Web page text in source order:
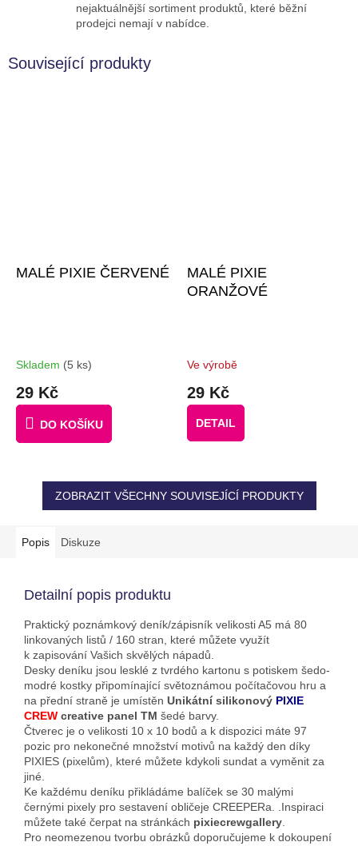
nejaktuálnější sortiment produktů, které běžní
prodejci nemají v nabídce.
Související produkty
MALÉ PIXIE ČERVENÉ
Skladem (5 ks)
29 Kč
DO KOŠÍKU
MALÉ PIXIE
ORANŽOVÉ
Ve výrobě
29 Kč
DETAIL
ZOBRAZIT VŠECHNY SOUVISEJÍCÍ PRODUKTY
Popis Diskuze
Detailní popis produktu
Praktický poznámkový deník/zápisník velikosti A5 má 80
linkovaných listů / 160 stran, které můžete využít
k zapisování Vašich skvělých nápadů.
Desky deníku jsou lesklé z tvrdého kartonu s potiskem šedo-
modré kostky připomínající světoznámou počítačovou hru a
na přední straně je umístěn Unikátní silikonový PIXIE
CREW creative panel TM šedé barvy.
Čtverec je o velikosti 10 x 10 bodů a k dispozici máte 97
pozic pro nekonečné množství motivů na každý den díky
PIXIES (pixelům), které můžete kdykoli sundat a vyměnit za
jiné.
Ke každému deníku přikládáme balíček se 30 malými
černými pixely pro sestavení obličeje CREEPERa. .Inspiraci
můžete také čerpat na stránkách pixiecrewgallery
Pro neomezenou tvorbu obrázků doporučujeme k dokoupení